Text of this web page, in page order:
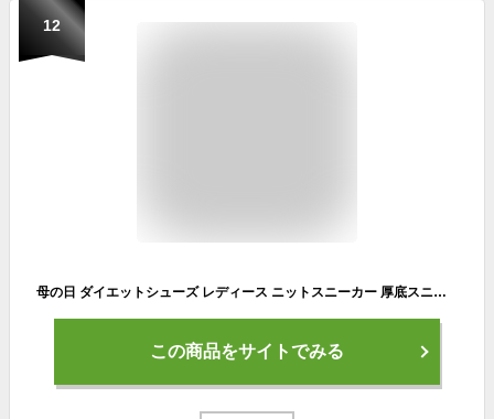
12
母の日 ダイエットシューズ レディース ニットスニーカー 厚底スニーカー 運動 スポーツシューズ 履きやすい 歩きやすい ダイエットシューズ ナースシューズ 姿勢矯正 厚底 船型底 5cm ウォーキングシューズ 婦人靴 30代40代50代
この商品をサイトでみる